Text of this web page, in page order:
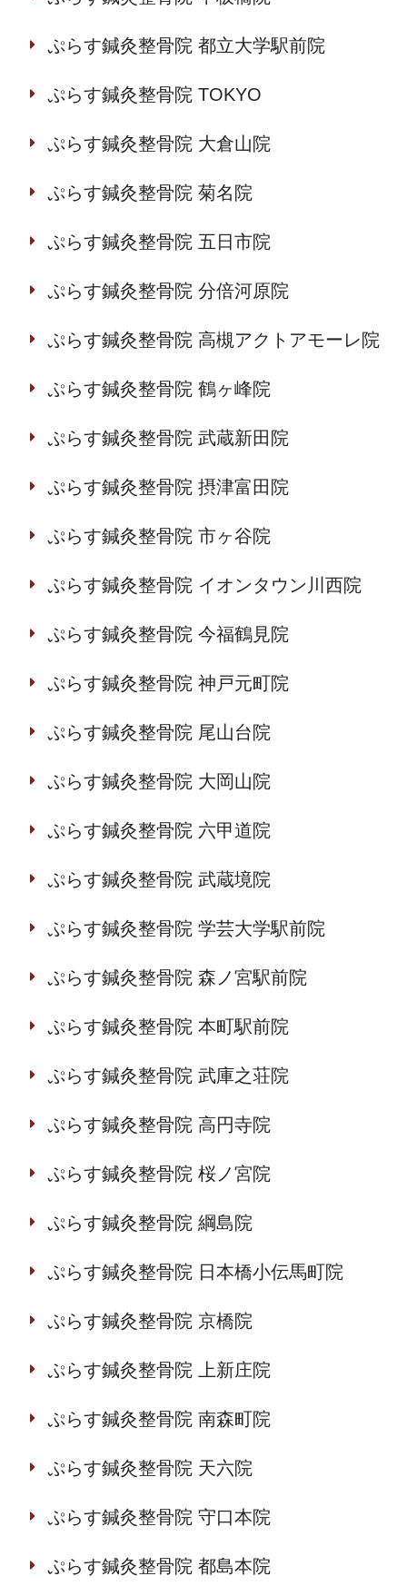
ぷらす鍼灸整骨院 都立大学駅前院
ぷらす鍼灸整骨院 TOKYO
ぷらす鍼灸整骨院 大倉山院
ぷらす鍼灸整骨院 菊名院
ぷらす鍼灸整骨院 五日市院
ぷらす鍼灸整骨院 分倍河原院
ぷらす鍼灸整骨院 高槻アクトアモーレ院
ぷらす鍼灸整骨院 鶴ヶ峰院
ぷらす鍼灸整骨院 武蔵新田院
ぷらす鍼灸整骨院 摂津富田院
ぷらす鍼灸整骨院 市ヶ谷院
ぷらす鍼灸整骨院 イオンタウン川西院
ぷらす鍼灸整骨院 今福鶴見院
ぷらす鍼灸整骨院 神戸元町院
ぷらす鍼灸整骨院 尾山台院
ぷらす鍼灸整骨院 大岡山院
ぷらす鍼灸整骨院 六甲道院
ぷらす鍼灸整骨院 武蔵境院
ぷらす鍼灸整骨院 学芸大学駅前院
ぷらす鍼灸整骨院 森ノ宮駅前院
ぷらす鍼灸整骨院 本町駅前院
ぷらす鍼灸整骨院 武庫之荘院
ぷらす鍼灸整骨院 高円寺院
ぷらす鍼灸整骨院 桜ノ宮院
ぷらす鍼灸整骨院 綱島院
ぷらす鍼灸整骨院 日本橋小伝馬町院
ぷらす鍼灸整骨院 京橋院
ぷらす鍼灸整骨院 上新庄院
ぷらす鍼灸整骨院 南森町院
ぷらす鍼灸整骨院 天六院
ぷらす鍼灸整骨院 守口本院
ぷらす鍼灸整骨院 都島本院